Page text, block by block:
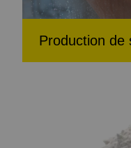
Production de